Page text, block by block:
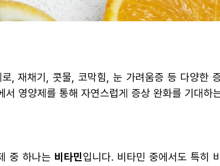
, 재채기, 콧물, 코막힘, 눈 가려움증 등 다양한
영양제를 통해 자연스럽게 증상 완화를 기대하
중 하나는 비타민입니다. 비타민 중에서도 특히